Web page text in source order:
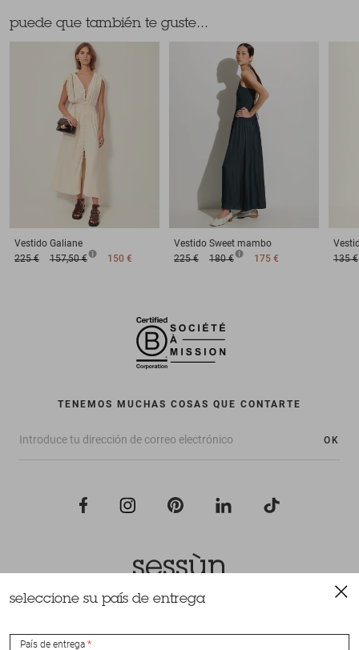
puede que también te guste...
Vestido Galiane
225 €
157,50 € 150 €
Vestido Sweet mambo
225 €
180 € 175 €
135 €
TENEMOS MUCHAS COSAS QUE CONTARTE
OK
Todos los derechos reservados Sessùn 2022
seleccione su país de entrega
País de entrega